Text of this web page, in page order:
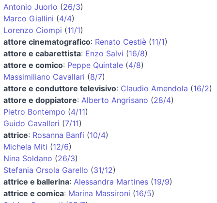
Antonio Juorio (26/3)
Marco Giallini (4/4)
Lorenzo Ciompi (11/1)
attore cinematografico: Renato Cestiè (11/1)
attore e cabarettista: Enzo Salvi (16/8)
attore e comico: Peppe Quintale (4/8)
Massimiliano Cavallari (8/7)
attore e conduttore televisivo: Claudio Amendola (16/2)
attore e doppiatore: Alberto Angrisano (28/4)
Pietro Bontempo (4/11)
Guido Cavalleri (7/11)
attrice: Rosanna Banfi (10/4)
Michela Miti (12/6)
Nina Soldano (26/3)
Stefania Orsola Garello (31/12)
attrice e ballerina: Alessandra Martines (19/9)
attrice e comica: Marina Massironi (16/5)